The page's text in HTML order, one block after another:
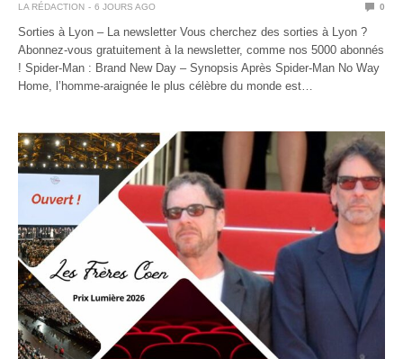
LA RÉDACTION 6 JOURS AGO 0
Sorties à Lyon – La newsletter Vous cherchez des sorties à Lyon ?
Abonnez-vous gratuitement à la newsletter, comme nos 5000 abonnés
! Spider-Man : Brand New Day – Synopsis Après Spider-Man No Way
Home, l’homme-araignée le plus célèbre du monde est…